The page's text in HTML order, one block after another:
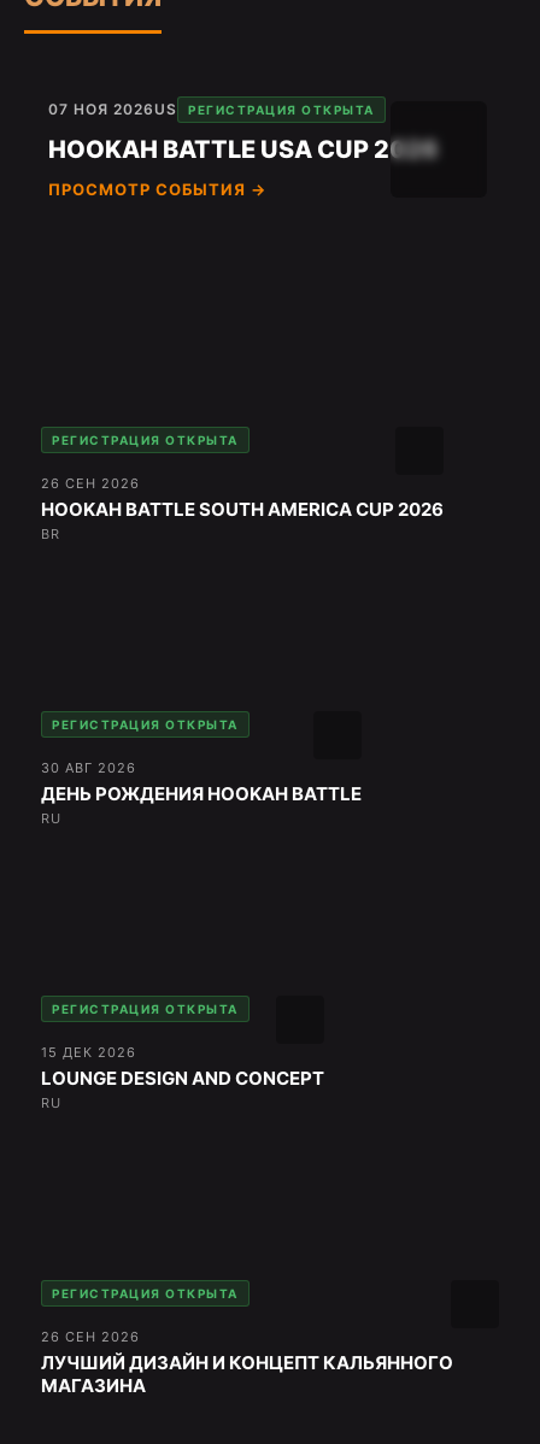
07 НОЯ 2026 US РЕГИСТРАЦИЯ ОТКРЫТА
HOOKAH BATTLE USA CUP 2026
ПРОСМОТР СОБЫТИЯ →
РЕГИСТРАЦИЯ ОТКРЫТА
26 СЕН 2026
HOOKAH BATTLE SOUTH AMERICA CUP 2026
BR
РЕГИСТРАЦИЯ ОТКРЫТА
30 АВГ 2026
ДЕНЬ РОЖДЕНИЯ HOOKAH BATTLE
RU
РЕГИСТРАЦИЯ ОТКРЫТА
15 ДЕК 2026
LOUNGE DESIGN AND CONCEPT
RU
РЕГИСТРАЦИЯ ОТКРЫТА
26 СЕН 2026
ЛУЧШИЙ ДИЗАЙН И КОНЦЕПТ КАЛЬЯННОГО
МАГАЗИНА